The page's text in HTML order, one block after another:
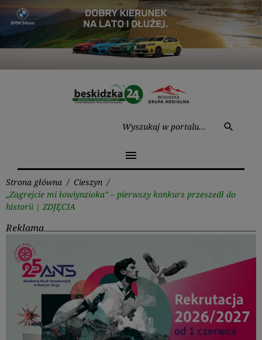
Przejdź
treści
search
menu
Strona główna / Cieszyn /
„Zagrejcie mi łowiynzioka” – pierwszy konkurs przeszedł do
historii | ZDJĘCIA
Reklama